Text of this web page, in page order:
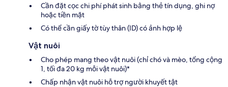
Cần đặt cọc chi phí phát sinh bằng thẻ tín dụng, ghi nợ
hoặc tiền mặt
Có thể cần giấy tờ tùy thân (ID) có ảnh hợp lệ
Vật nuôi
Cho phép mang theo vật nuôi (chỉ chó và mèo, tổng cộng
1, tối đa 20 kg mỗi vật nuôi)*
Chấp nhận vật nuôi hỗ trợ người khuyết tật